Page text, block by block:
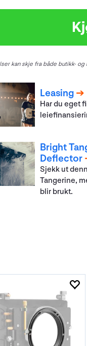
kan skje fra både butikk- og
Leasing
Har du eget
Bright
Deflector
Sjekk ut
Tangerine,
blir brukt.